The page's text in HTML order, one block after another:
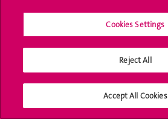
Politique et configuration des cookies
Cookies Settings
Reject All
Accept All Cookies